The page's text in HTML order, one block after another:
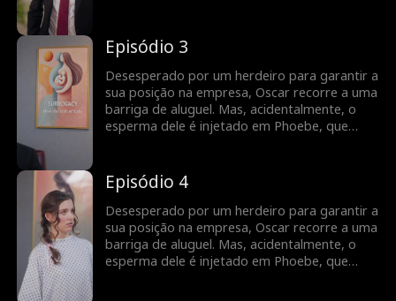
leva a gravidez até ao fim, Oscar propõe um
casamento por contrato. E assim começa
uma jornada cheia de desafios...
Episódio 3
Desesperado por um herdeiro para garantir a
sua posição na empresa, Oscar recorre a uma
barriga de aluguel. Mas, acidentalmente, o
esperma dele é injetado em Phoebe, que
leva a gravidez até ao fim, Oscar propõe um
casamento por contrato. E assim começa
uma jornada cheia de desafios...
Episódio 4
Desesperado por um herdeiro para garantir a
sua posição na empresa, Oscar recorre a uma
barriga de aluguel. Mas, acidentalmente, o
esperma dele é injetado em Phoebe, que